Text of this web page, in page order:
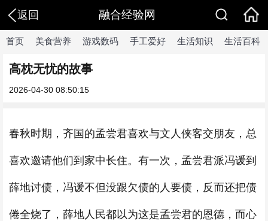
返回 融合经验网
首页 美食营养 游戏数码 手工爱好 生活知识 生活百科
高枕无忧的故事
2026-04-30 08:50:15
春秋时期，齐国的孟尝君喜欢与文人侠客交朋友，总
喜欢邀请他们到家中长住。有一次，孟尝君派冯谖到
薛地讨债，冯谖不但没跟欠债的人要债，反而还把债
倦全烧了，薛地人民都以为这是孟尝君的恩德，而心